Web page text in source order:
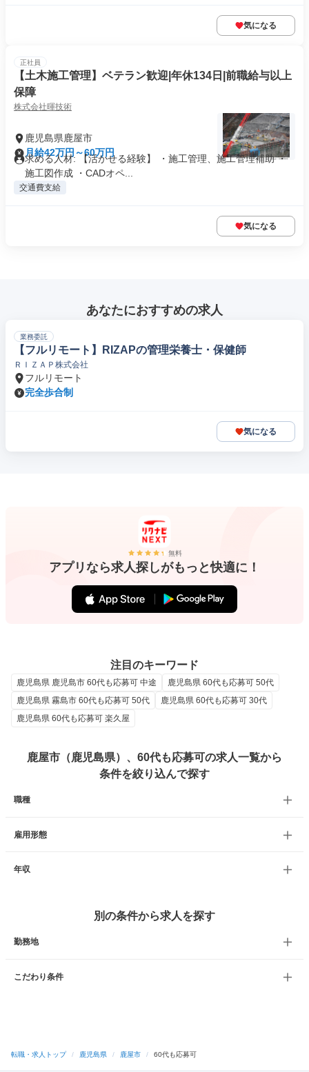
気になる
正社員
【土木施工管理】ベテラン歓迎|年休134日|前職給与以上
保障
株式会社暉技術
鹿児島県鹿屋市
月給42万円～60万円
求める人材: 【活かせる経験】 ・施工管理、施工管理補助 ・
施工図作成 ・CADオペ...
交通費支給
気になる
あなたにおすすめの求人
業務委託
【フルリモート】RIZAPの管理栄養士・保健師
ＲＩＺＡＰ株式会社
フルリモート
完全歩合制
気になる
無料
アプリなら求人探しがもっと快適に！
注目のキーワード
鹿児島県 鹿児島市 60代も応募可 中途
鹿児島県 60代も応募可 50代
鹿児島県 霧島市 60代も応募可 50代
鹿児島県 60代も応募可 30代
鹿児島県 60代も応募可 楽久屋
鹿屋市（鹿児島県）、60代も応募可の求人一覧から
条件を絞り込んで探す
職種
雇用形態
年収
別の条件から求人を探す
勤務地
こだわり条件
転職・求人トップ / 鹿児島県 / 鹿屋市 / 60代も応募可